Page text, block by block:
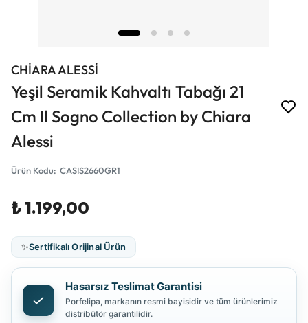
CHİARA ALESSİ
Yeşil Seramik Kahvaltı Tabağı 21
Cm Il Sogno Collection by Chiara
Alessi
Ürün Kodu: CASIS2660GR1
₺ 1.199,00
✨Sertifikalı Orijinal Ürün
Hasarsız Teslimat Garantisi
Porfelipa, markanın resmi bayisidir ve tüm ürünlerimiz
distribütör garantilidir.